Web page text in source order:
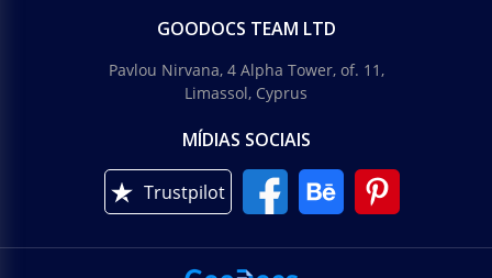
GOODOCS TEAM LTD
Pavlou Nirvana, 4 Alpha Tower, of. 11,
Limassol, Cyprus
MÍDIAS SOCIAIS
Trustpilot